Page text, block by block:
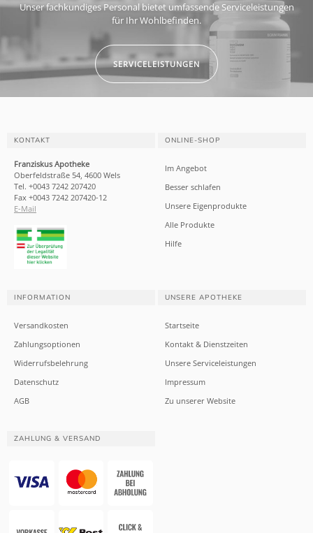
Unser fachkundiges Personal bietet umfassende Serviceleistungen
für Ihr Wohlbefinden.
SERVICELEISTUNGEN
KONTAKT
Franziskus Apotheke
Oberfeldstraße 54, 4600 Wels
Tel. +0043 7242 207420
Fax +0043 7242 207420-12
E-Mail
ONLINE-SHOP
Im Angebot
Besser schlafen
Unsere Eigenprodukte
Alle Produkte
Hilfe
INFORMATION
Versandkosten
Zahlungsoptionen
Widerrufsbelehrung
Datenschutz
AGB
UNSERE APOTHEKE
Startseite
Kontakt & Dienstzeiten
Unsere Serviceleistungen
Impressum
Zu unserer Website
ZAHLUNG & VERSAND